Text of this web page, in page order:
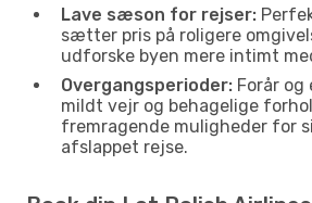
Lave sæson for rejser:
sætter pris på roligere
udforske byen mere intimt
Overgangsperioder: Forår
mildt vejr og behagelige
fremragende muligheder for
afslappet rejse.